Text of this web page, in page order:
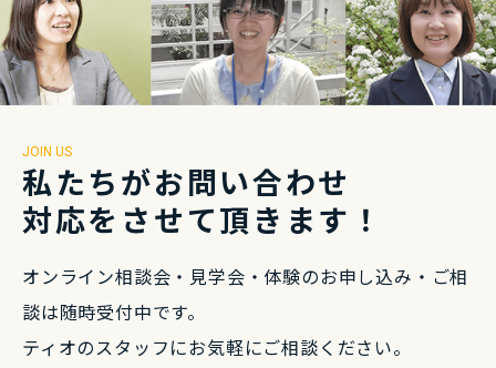
JOIN US
私たちがお問い合わせ
対応をさせて頂きます！
オンライン相談会・⾒学会・体験のお申し込み・ ご相
談は随時受付中です。
ティオのスタッフにお気軽にご相談ください。